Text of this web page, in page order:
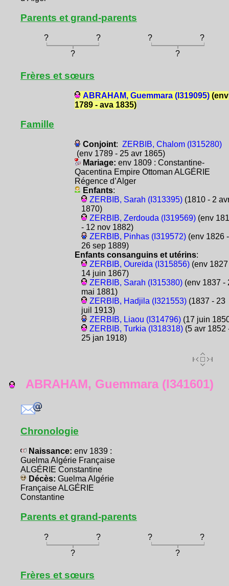
Parents et grand-parents
? ? ?
?
?
?
Frères et sœurs
ABRAHAM, Guemmara (I319095)(env
1789 - ava 1835)
Famille
Conjoint: ZERBIB, Chalom (I315280)
(env 1789 - 25 avr 1865)
Mariage: env 1809 : Constantine-
Qacentina Empire Ottoman ALGÉRIE
Régence d’Alger
Enfants:
ZERBIB, Sarah (I313395)(1810 - 2
1870)
ZERBIB, Zerdouda (I319569)(env
- 12 nov 1882)
ZERBIB, Pinhas (I319572)(env 1826 -
26 sep 1889)
Enfants consanguins et utérins:
ZERBIB, Oureïda (I315856)(env 1827
14 juin 1867)
ZERBIB, Sarah (I315380)(env 1837 -
mai 1881)
ZERBIB, Hadjila (I321553)(1837 - 23
juil 1913)
ZERBIB, Liaou (I314796)(17 juin
ZERBIB, Turkia (I318318)(5 avr 1852
25 jan 1918)
ABRAHAM, Guemmara (I341601)
Chronologie
Naissance: env 1839 :
Guelma Algérie Française
ALGÉRIE Constantine
Décès: Guelma Algérie
Française ALGÉRIE
Constantine
Parents et grand-parents
? ? ?
?
?
?
Frères et sœurs